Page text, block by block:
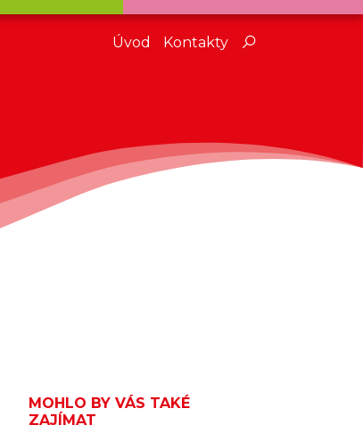
Úvod Kontakty
MOHLO BY VÁS TAKÉ
ZAJÍMAT